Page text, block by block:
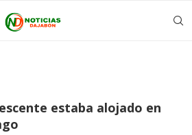
estaba alojado en